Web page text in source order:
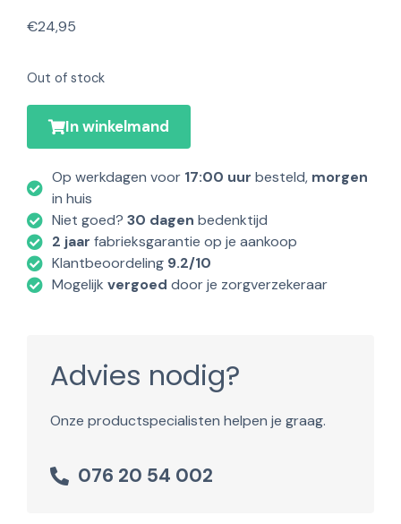
€24,95
Out of stock
In winkelmand
Op werkdagen voor 17:00 uur besteld, morgen
in huis
Niet goed? 30 dagen bedenktijd
2 jaar fabrieksgarantie op je aankoop
Klantbeoordeling 9.2/10
Mogelijk vergoed door je zorgverzekeraar
Advies nodig?
Onze productspecialisten helpen je graag.
076 20 54 002